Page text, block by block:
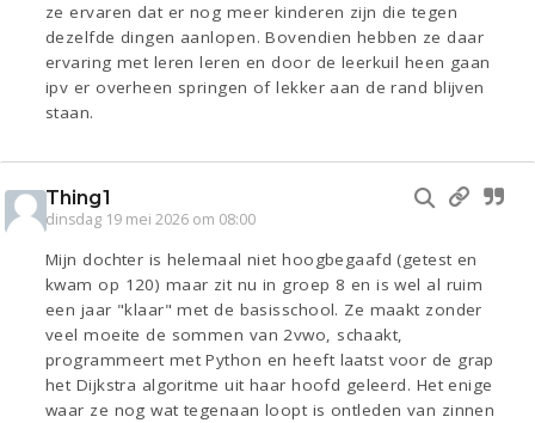
ze ervaren dat er nog meer kinderen zijn die tegen
dezelfde dingen aanlopen. Bovendien hebben ze daar
ervaring met leren leren en door de leerkuil heen gaan
ipv er overheen springen of lekker aan de rand blijven
staan.
Thing1
dinsdag 19 mei 2026 om 08:00
Mijn dochter is helemaal niet hoogbegaafd (getest en
kwam op 120) maar zit nu in groep 8 en is wel al ruim
een jaar "klaar" met de basisschool. Ze maakt zonder
veel moeite de sommen van 2vwo, schaakt,
programmeert met Python en heeft laatst voor de grap
het Dijkstra algoritme uit haar hoofd geleerd. Het enige
waar ze nog wat tegenaan loopt is ontleden van zinnen